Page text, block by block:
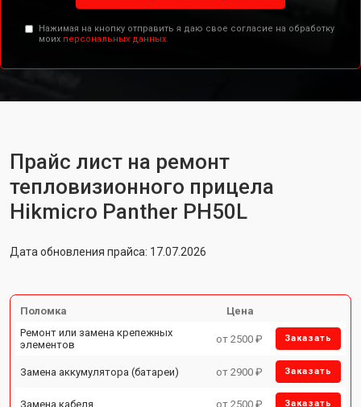
Нажимая на кнопку отправить я даю свое согласие на обработку
моих персональных данных.
Прайс лист на ремонт
тепловизионного прицела
Hikmicro Panther PH50L
Дата обновления прайса: 17.07.2026
Поломка
Цена
Ремонт или замена крепежных
элементов
от 2500 ₽ Заказать
Замена аккумулятора (батареи) от 2900 ₽ Заказать
Замена кабеля от 2500 ₽ Заказать